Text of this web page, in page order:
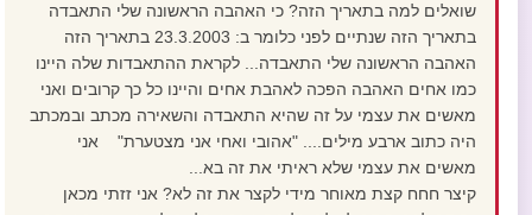
שואלים למה בתאריך הזה? כי האהבה הראשונה שלי התאבדה
בתאריך הזה שנתיים לפני כלומר ב: 23.3.2003 בתאריך הזה
האהבה הראשונה שלי התאבדה... לקראת ההתאבדות שלה היינו
כמו אחים האהבה הפכה לאהבת אחים והיינו כל כך קרובים ואני
מאשים את עצמי על זה שהיא התאבדה והשאירה מכתב ובמכתב
היה כתוב ארבע מילים.... "אהובי ואחי אני מצטערת" אני
מאשים את עצמי שלא ראיתי את זה בא...
קיצר חחח קצת מאוחר מידי לקצר את זה לא? אני זזתי מכאן